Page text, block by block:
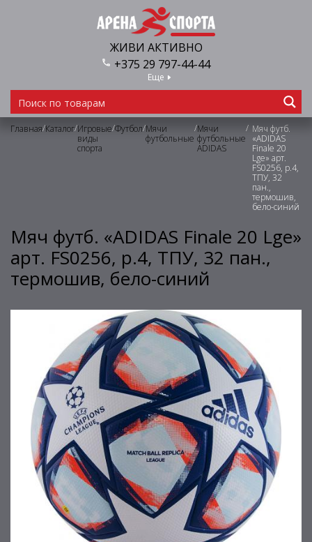
ЖИВИ АКТИВНО
+375 29 797-44-44
Еще
Главная/Каталог/Игровые
виды
спорта
/Футбол/Мячи
футбольные
/Мячи
футбольные
ADIDAS
/ Мяч футб.
«ADIDAS
Finale 20
Lge» арт.
FS0256, р.4,
ТПУ, 32
пан.,
термошив,
бело-синий
Мяч футб. «ADIDAS Finale 20 Lge»
арт. FS0256, р.4, ТПУ, 32 пан.,
термошив, бело-синий